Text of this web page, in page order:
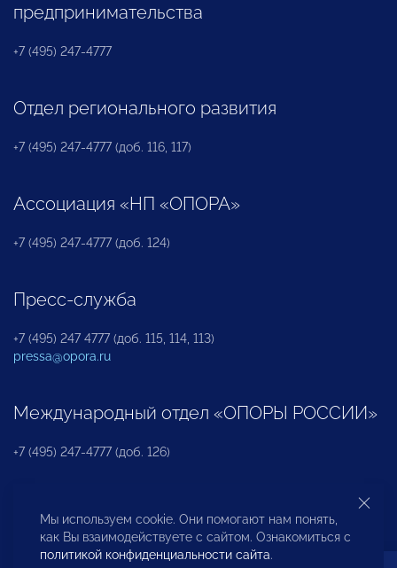
предпринимательства
+7 (495) 247-4777
Отдел регионального развития
+7 (495) 247-4777 (доб. 116, 117)
Ассоциация «НП «ОПОРА»
+7 (495) 247-4777 (доб. 124)
Пресс-служба
+7 (495) 247 4777 (доб. 115, 114, 113)
pressa@opora.ru
Международный отдел «ОПОРЫ РОССИИ»
+7 (495) 247-4777 (доб. 126)
Бюро по защите прав предпринимателей и
инвесторов
Мы используем cookie. Они помогают нам понять,
как Вы взаимодействуете с сайтом. Ознакомиться с
политикой конфиденциальности сайта.